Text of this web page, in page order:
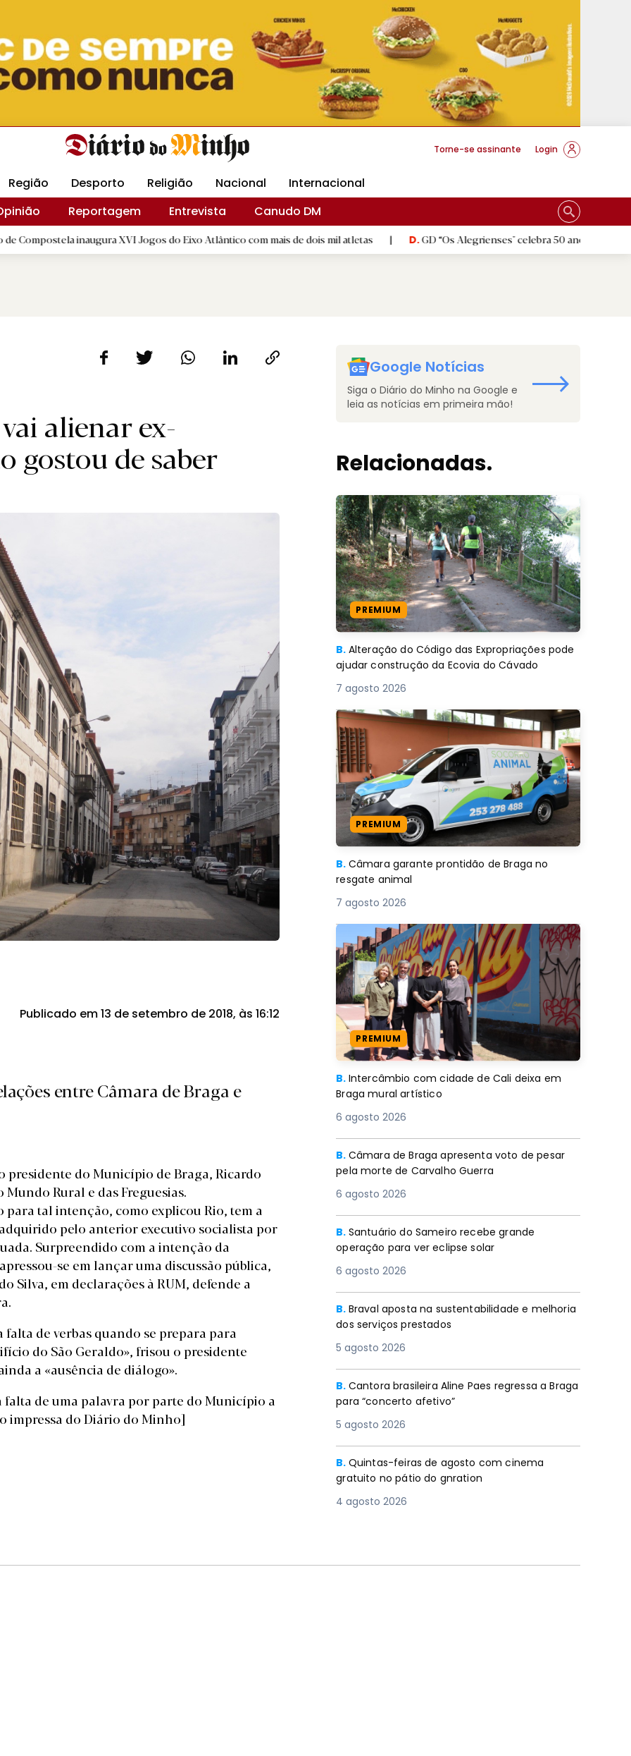
Revista Minha Gráfica DM Livraria DM Arquidiocese Braga
Torne-se assinante Login
Região Desporto Religião Nacional
Internacional
Reportagem Entrevista Canudo DM
inaugura XVI Jogos do Eixo Atlântico com mais de dois mil atletas | D.GD “Os Alegrienses" celebra 50 anos a sonhar com «casa
alienar ex-
gostou de saber
Publicado em 13 de setembro de 2018, às 16:12
entre Câmara de Braga e
do Município de Braga, Ricardo
Mundo Rural e das Freguesias.
tal intenção, como explicou Rio, tem a
pelo anterior executivo socialista por
Surpreendido com a intenção da
se em lançar uma discussão pública,
Silva, em declarações à RUM, defende a
de verbas quando se prepara para
do São Geraldo», frisou o presidente
a «ausência de diálogo».
de uma palavra por parte do Município a
impressa do Diário do Minho]
Google Notícias
Siga o Diário do Minho na Google e
leia as notícias em primeira mão!
Relacionadas.
PREMIUM
B. Alteração do Código das Expropriações pode
ajudar construção da Ecovia do Cávado
7 agosto 2026
PREMIUM
B. Câmara garante prontidão de Braga no
resgate animal
7 agosto 2026
PREMIUM
B. Intercâmbio com cidade de Cali deixa em
Braga mural artístico
6 agosto 2026
B. Câmara de Braga apresenta voto de pesar
pela morte de Carvalho Guerra
6 agosto 2026
B. Santuário do Sameiro recebe grande
operação para ver eclipse solar
6 agosto 2026
B. Braval aposta na sustentabilidade e melhoria
dos serviços prestados
5 agosto 2026
B. Cantora brasileira Aline Paes regressa a Braga
para “concerto afetivo”
5 agosto 2026
B. Quintas-feiras de agosto com cinema
gratuito no pátio do gnration
4 agosto 2026